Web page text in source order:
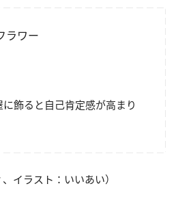
ラワー
飾ると自己肯定感が高まり
イラスト：いいあい）